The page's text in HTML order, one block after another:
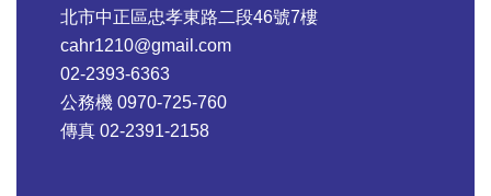
北市中正區忠孝東路二段46號7樓
cahr1210@gmail.com
02-2393-6363
公務機 0970-725-760
傳真 02-2391-2158